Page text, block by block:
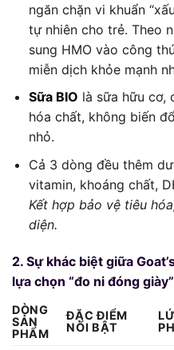
ngăn chặn vi khuẩn
tự nhiên cho trẻ. Theo
sung HMO vào công
miễn dịch khỏe mạnh
Sữa BIO là sữa hữu cơ,
hóa chất, không biến
nhỏ.
Cả 3 dòng đều thêm
vitamin, khoáng chất,
Kết hợp bảo vệ tiêu
diện.
2. Sự khác biệt giữa
lựa chọn “đo ni đóng
DÒNG
SẢN
PHẨM
ĐẶC ĐIỂM
NỔI BẬT